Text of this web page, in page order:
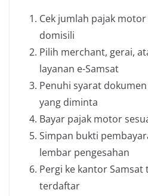
Cek jumlah pajak
domisili
Pilih merchant, gerai,
layanan e-Samsat
Penuhi syarat
yang diminta
Bayar pajak motor
Simpan bukti
lembar pengesahan
Pergi ke kantor
terdaftar